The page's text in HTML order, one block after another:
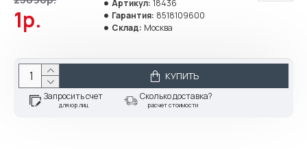
1р.
Артикул: 18436
Гарантия: 8518109600
Склад: Москва
КУПИТЬ
Запросить счет
для юр.лиц
Сколько доставка?
расчет стоимости